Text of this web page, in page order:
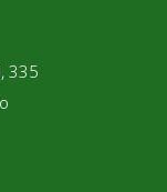
335